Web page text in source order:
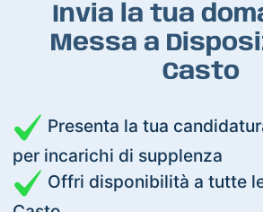
Invia la tua
Messa a
Casto
Presenta la tua
per incarichi di supplenza
Offri disponibilità a tutte